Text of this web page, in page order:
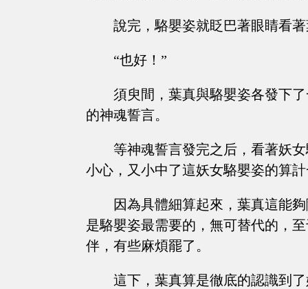
說完，駱嬰姿就眨巴著眼睛看
“也好！”
須臾間，葉真與駱嬰姿各發下
的神魂誓言。
等神魂誓言發完之后，看著妖
小心，又小中了這妖女駱嬰姿的算
因為具體細算起來，葉真這能
是駱嬰姿最需要的，無可替代的，
伴，有些麻煩罷了。
這下，葉真算是徹底的認識到